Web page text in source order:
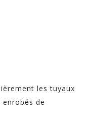
les tuyaux
enrobés de